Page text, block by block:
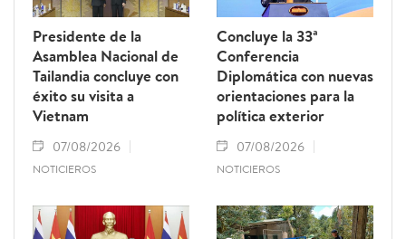
Presidente de la
Asamblea Nacional de
Tailandia concluye con
éxito su visita a
Vietnam
07/08/2026
NOTICIEROS
Concluye la 33ª
Conferencia
Diplomática con nuevas
orientaciones para la
política exterior
07/08/2026
NOTICIEROS